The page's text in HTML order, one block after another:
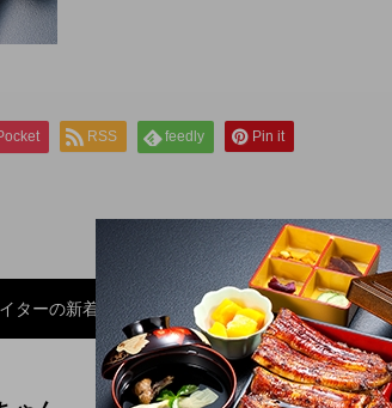
RSS feedly Pin it
ターの新着記事
からご年配の方まで楽しめる、遠州名物・【舞阪団